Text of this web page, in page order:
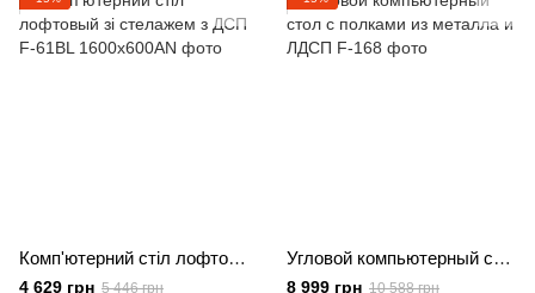
Комп'ютерний стіл лофтовый зі стелажем з ДСП
4 629 грн 5 446 грн
Угловой компьютерный стол с полками из металла и ЛДСП
8 999 грн 10 588 грн